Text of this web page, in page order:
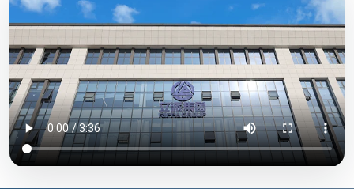
维护方面获得最佳体验。